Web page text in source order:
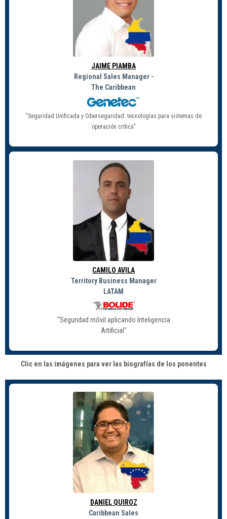
JAIME PIAMBA
Regional Sales Manager -
The Caribbean
"Seguridad Unificada y Ciberseguridad: tecnologías para sistemas de
operación crítica"
CAMILO AVILA
Territory Business Manager
LATAM
"Seguridad móvil aplicando Inteligencia
Artificial"
Clic en las imágenes para ver las biografías de los ponentes
DANIEL QUIROZ
Caribbean Sales